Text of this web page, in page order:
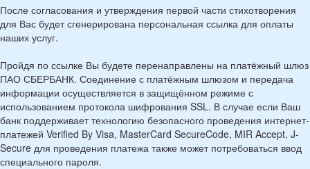
После согласования и утверждения первой части стихотворения
для Вас будет сгенерирована персональная ссылка для оплаты
наших услуг.
Пройдя по ссылке Вы будете перенаправлены на платёжный шлюз
ПАО СБЕРБАНК. Соединение с платёжным шлюзом и передача
информации осуществляется в защищённом режиме с
использованием протокола шифрования SSL. В случае если Ваш
банк поддерживает технологию безопасного проведения интернет-
платежей Verified By Visa, MasterCard SecureCode, MIR Accept, J-
Secure для проведения платежа также может потребоваться ввод
специального пароля.